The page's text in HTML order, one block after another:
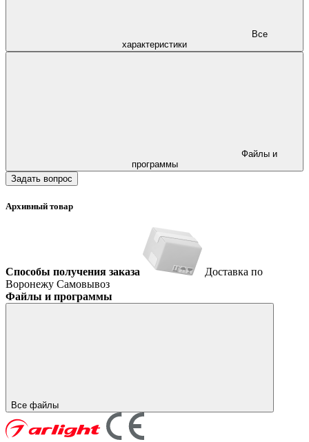
характеристики
программы
Задать вопрос
Архивный товар
Способы получения заказа
Доставка по
Воронежу Самовывоз
Файлы и программы
Все файлы